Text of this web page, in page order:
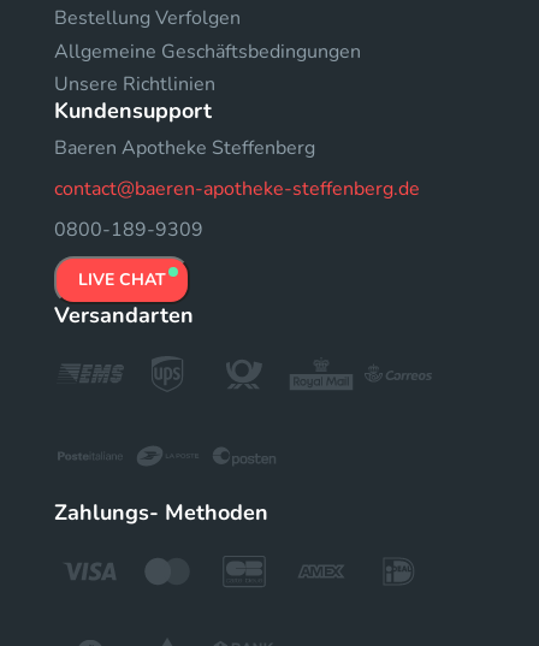
Bestellung Verfolgen
Allgemeine Geschäftsbedingungen
Unsere Richtlinien
Kundensupport
Baeren Apotheke Steffenberg
contact@baeren-apotheke-steffenberg.de
0800-189-9309
LIVE CHAT
Versandarten
Zahlungs- Methoden